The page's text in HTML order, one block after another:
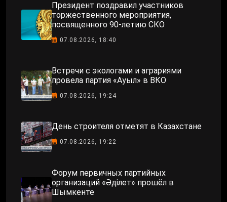
Президент поздравил участников
торжественного мероприятия,
посвященного 90-летию СКО
07.08.2026, 18:40
Встречи с экологами и аграриями
провела партия «Ауыл» в ВКО
07.08.2026, 19:24
День строителя отметят в Казахстане
07.08.2026, 19:22
Форум первичных партийных
организаций «Әділет» прошёл в
Шымкенте